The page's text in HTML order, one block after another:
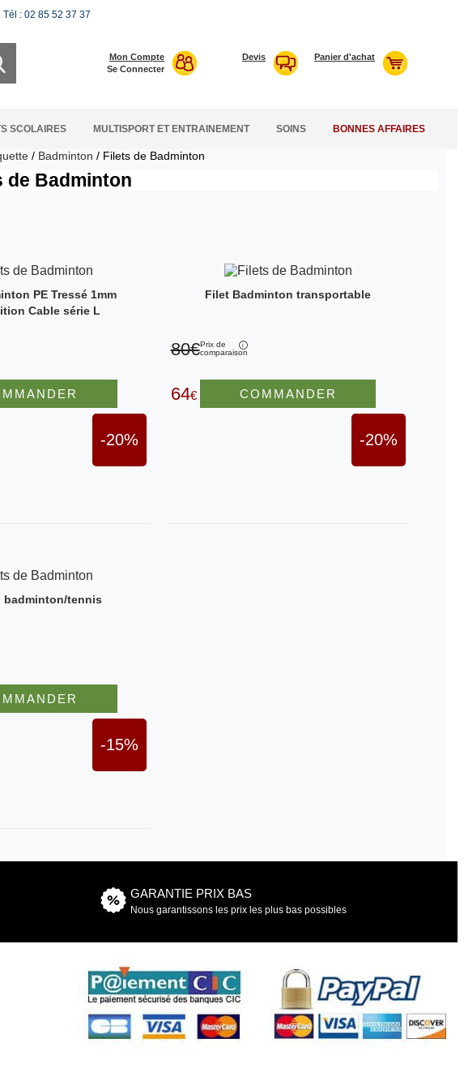
Tél : 02 85 52 37 37
Mon Compte
Se Connecter
Devis Panier d'achat
SCOLAIRES MULTISPORT ET ENTRAINEMENT SOINS BONNES AFFAIRES
/ Badminton / Filets de Badminton
de Badminton
PE Tressé 1mm
Cable série L
-20%
Filet Badminton transportable
80€Prix de
comparaison
64€
-20%
COMMANDER
badminton/tennis
-15%
GARANTIE PRIX BAS
Nous garantissons les prix les plus bas possibles